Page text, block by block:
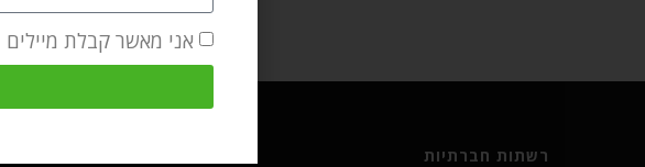
רשתות חברתיות
אני מאשר קבלת